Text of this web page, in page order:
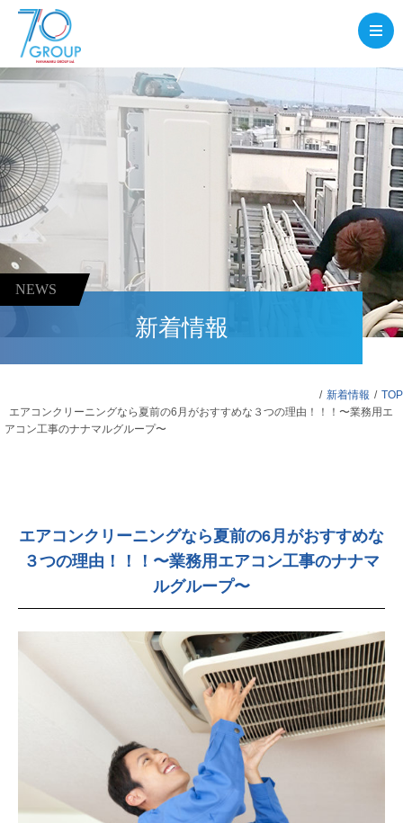
新着情報
NEWS
TOP
新着情報
エアコンクリーニングなら夏前の6月がおすすめな３つの理由！！！〜業務用エ
アコン工事のナナマルグループ〜
エアコンクリーニングなら夏前の6月がおすすめな
３つの理由！！！〜業務用エアコン工事のナナマ
ルグループ〜